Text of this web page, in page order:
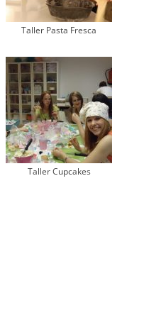
Taller Pasta Fresca
Taller Cupcakes